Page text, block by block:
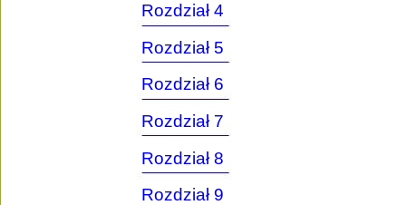
Rozdział 4
Rozdział 5
Rozdział 6
Rozdział 7
Rozdział 8
Rozdział 9